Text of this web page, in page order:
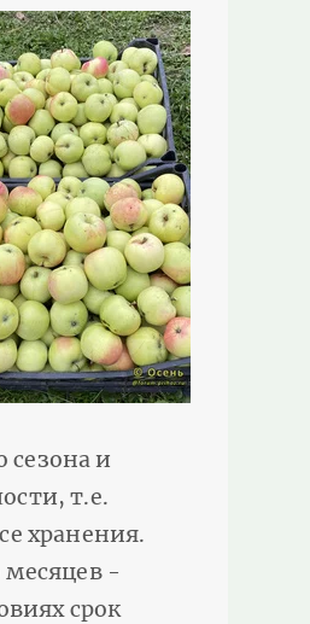
сезона и
т.е.
хранения.
месяцев -
срок